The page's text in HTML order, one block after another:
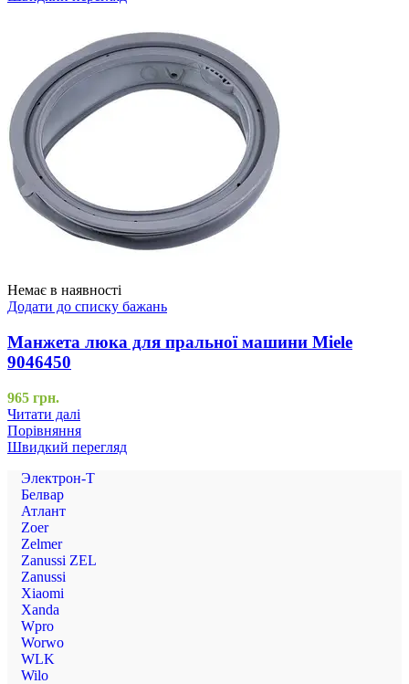
Немає в наявності
Додати до списку бажань
Манжета люка для пральної машини Miele
9046450
965 грн.
Читати далі
Порівняння
Швидкий перегляд
Электрон-Т
Белвар
Атлант
Zoer
Zelmer
Zanussi ZEL
Zanussi
Xiaomi
Xanda
Wpro
Worwo
WLK
Wilo